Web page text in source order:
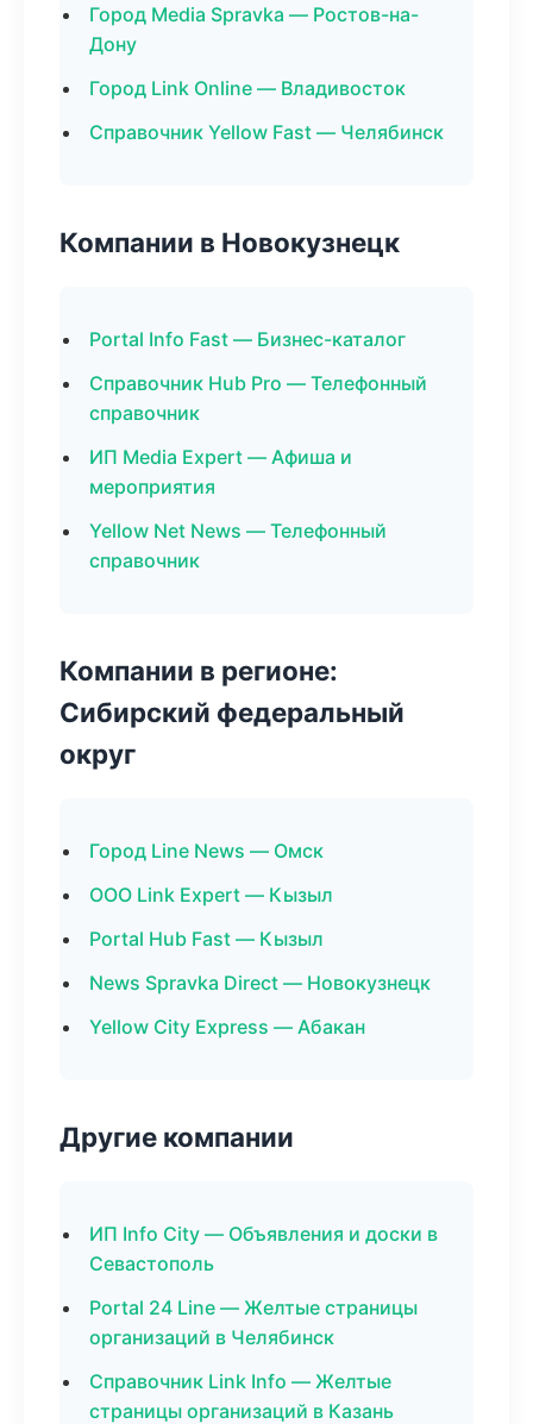
Город Media Spravka — Ростов-на-
Дону
Город Link Online — Владивосток
Справочник Yellow Fast — Челябинск
Компании в Новокузнецк
Portal Info Fast — Бизнес-каталог
Справочник Hub Pro — Телефонный
справочник
ИП Media Expert — Афиша и
мероприятия
Yellow Net News — Телефонный
справочник
Компании в регионе:
Сибирский федеральный
округ
Город Line News — Омск
ООО Link Expert — Кызыл
Portal Hub Fast — Кызыл
News Spravka Direct — Новокузнецк
Yellow City Express — Абакан
Другие компании
ИП Info City — Объявления и доски в
Севастополь
Portal 24 Line — Желтые страницы
организаций в Челябинск
Справочник Link Info — Желтые
страницы организаций в Казань